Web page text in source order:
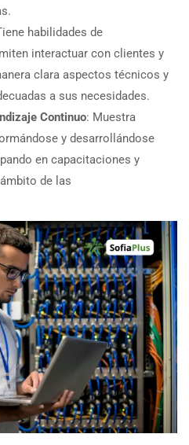
habilidades de
interactuar con clientes y
clara aspectos técnicos y
a sus necesidades.
Continuo: Muestra
y desarrollándose
en capacitaciones y
de las